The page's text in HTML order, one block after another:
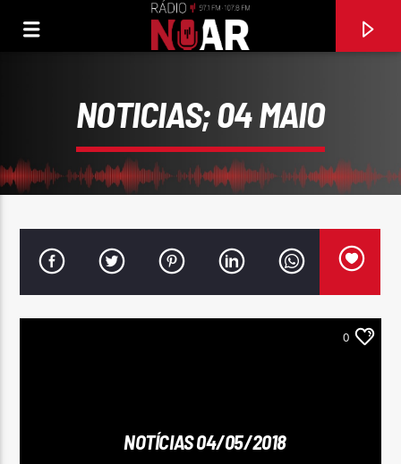
NOTICIAS; 04 MAIO
0
NOTÍCIAS 04/05/2018